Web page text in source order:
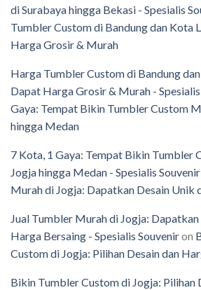
di Surabaya hingga Bekasi - Spesialis
Tumbler Custom di Bandung dan Kota
Harga Grosir & Murah
Harga Tumbler Custom di Bandung
Dapat Harga Grosir & Murah -
Gaya: Tempat Bikin Tumbler Custom
hingga Medan
7 Kota, 1 Gaya: Tempat Bikin Tumbler
Jogja hingga Medan - Spesialis Souvenir
Murah di Jogja: Dapatkan Desain Unik
Jual Tumbler Murah di Jogja:
Harga Bersaing - Spesialis Souveniron
Custom di Jogja: Pilihan Desain dan
Bikin Tumbler Custom di Jogja: Pilihan